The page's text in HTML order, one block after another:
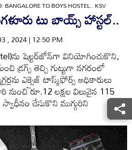
BANGALORE TO BOYS HOSTEL.. KSV
టు బాయ్స్‌ హాస్టల్‌..
, 2024 | 12:50 PM
షెల్టర్‌జోన్‌గా వినియోగించుకొని,
డ్రగ్స్‌ తెచ్చి గుట్టుగా నగరంలో
ఎక్సైజ్‌ టాస్క్‌ఫోర్స్‌ అధికారులు
నుంచి రూ.12 లక్షల విలువైన 115
చేసుకొని ముగ్గురిని